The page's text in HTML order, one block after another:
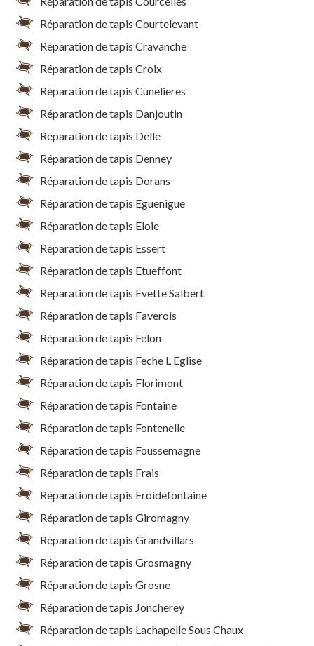
Réparation de tapis Courtelevant
Réparation de tapis Cravanche
Réparation de tapis Croix
Réparation de tapis Cunelieres
Réparation de tapis Danjoutin
Réparation de tapis Delle
Réparation de tapis Denney
Réparation de tapis Dorans
Réparation de tapis Eguenigue
Réparation de tapis Eloie
Réparation de tapis Essert
Réparation de tapis Etueffont
Réparation de tapis Evette Salbert
Réparation de tapis Faverois
Réparation de tapis Felon
Réparation de tapis Feche L Eglise
Réparation de tapis Florimont
Réparation de tapis Fontaine
Réparation de tapis Fontenelle
Réparation de tapis Foussemagne
Réparation de tapis Frais
Réparation de tapis Froidefontaine
Réparation de tapis Giromagny
Réparation de tapis Grandvillars
Réparation de tapis Grosmagny
Réparation de tapis Grosne
Réparation de tapis Joncherey
Réparation de tapis Lachapelle Sous Chaux